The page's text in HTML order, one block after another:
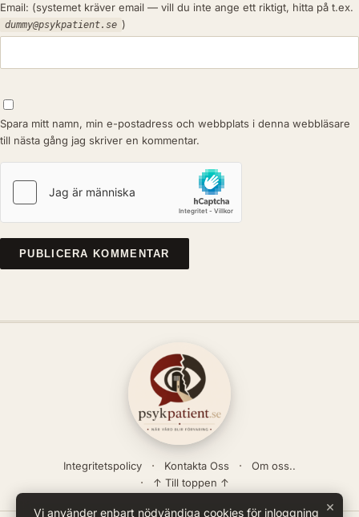
Email: (systemet kräver email — vill du inte ange ett riktigt, hitta på t.ex.
dummy@psykpatient.se )
Spara mitt namn, min e-postadress och webbplats i denna webbläsare
till nästa gång jag skriver en kommentar.
Integritetspolicy Kontakta Oss
Om oss..
↑ Till toppen ↑
×
Vi använder enbart nödvändiga cookies för inloggning